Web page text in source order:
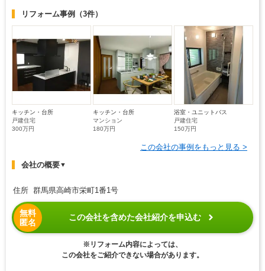
リフォーム事例 （3件）
キッチン・台所
戸建住宅
300万円
キッチン・台所
マンション
180万円
浴室・ユニットバス
戸建住宅
150万円
この会社の事例をもっと見る >
会社の概要▼
住所 群馬県高崎市栄町1番1号
無料
匿名
この会社を含めた会社紹介を申込む
※リフォーム内容によっては、
この会社をご紹介できない場合があります。